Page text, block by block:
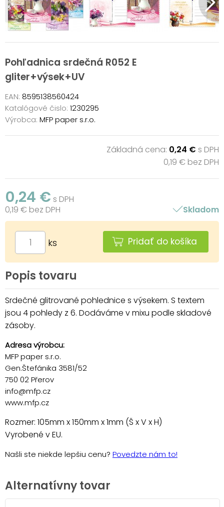
Pohľadnica srdečná R052 E
gliter+výsek+UV
EAN: 8595138560424
Katalógové čislo: 1230295
Výrobca: MFP paper s.r.o.
Základná cena: 0,24 € s DPH
0,19 € bez DPH
0,24 € s DPH
0,19 € bez DPH
Skladom
ks Pridať do košíka
Popis tovaru
Srdečné glitrované pohlednice s výsekem. S textem
jsou 4 pohledy z 6. Dodáváme v mixu podle skladové
zásoby.
Adresa výrobcu:
MFP paper s.r.o.
Gen.Štefánika 3581/52
750 02 Přerov
info@mfp.cz
www.mfp.cz
Rozmer: 105mm x 150mm x 1mm (Š x V x H)
Vyrobené v EU.
Našli ste niekde lepšiu cenu? Povedzte nám to!
Alternatívny tovar